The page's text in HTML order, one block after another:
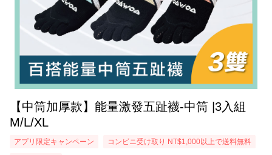
【中筒加厚款】能量激發五趾襪-中筒 |3入組
M/L/XL
アプリ限定キャンペーン コンビニ受け取り NT$1,000以上で送料無料